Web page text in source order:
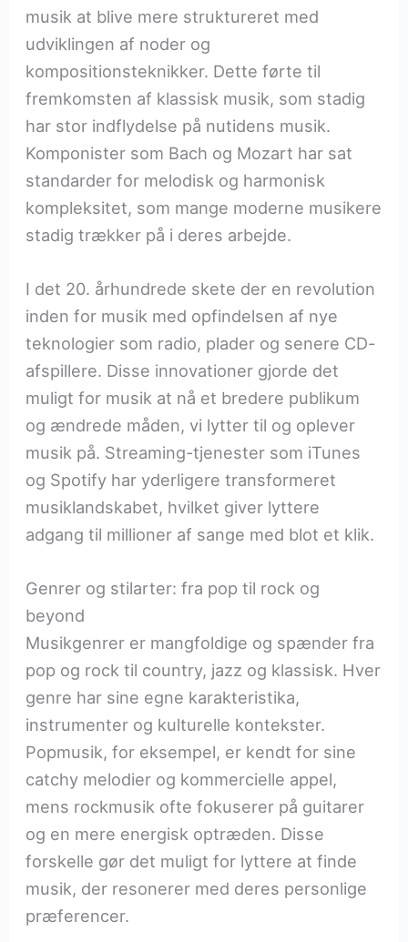
musik at blive mere struktureret med
udviklingen af noder og
kompositionsteknikker. Dette førte til
fremkomsten af klassisk musik, som stadig
har stor indflydelse på nutidens musik.
Komponister som Bach og Mozart har sat
standarder for melodisk og harmonisk
kompleksitet, som mange moderne musikere
stadig trækker på i deres arbejde.
I det 20. århundrede skete der en revolution
inden for musik med opfindelsen af nye
teknologier som radio, plader og senere CD-
afspillere. Disse innovationer gjorde det
muligt for musik at nå et bredere publikum
og ændrede måden, vi lytter til og oplever
musik på. Streaming-tjenester som iTunes
og Spotify har yderligere transformeret
musiklandskabet, hvilket giver lyttere
adgang til millioner af sange med blot et klik.
Genrer og stilarter: fra pop til rock og
beyond
Musikgenrer er mangfoldige og spænder fra
pop og rock til country, jazz og klassisk. Hver
genre har sine egne karakteristika,
instrumenter og kulturelle kontekster.
Popmusik, for eksempel, er kendt for sine
catchy melodier og kommercielle appel,
mens rockmusik ofte fokuserer på guitarer
og en mere energisk optræden. Disse
forskelle gør det muligt for lyttere at finde
musik, der resonerer med deres personlige
præferencer.